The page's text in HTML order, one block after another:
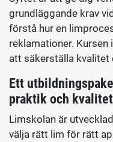
grundläggande krav
förstå hur en
reklamationer.
att säkerställa kvalitet
Ett
praktik och kvalitet
Limskolan är
välja rätt lim för rätt